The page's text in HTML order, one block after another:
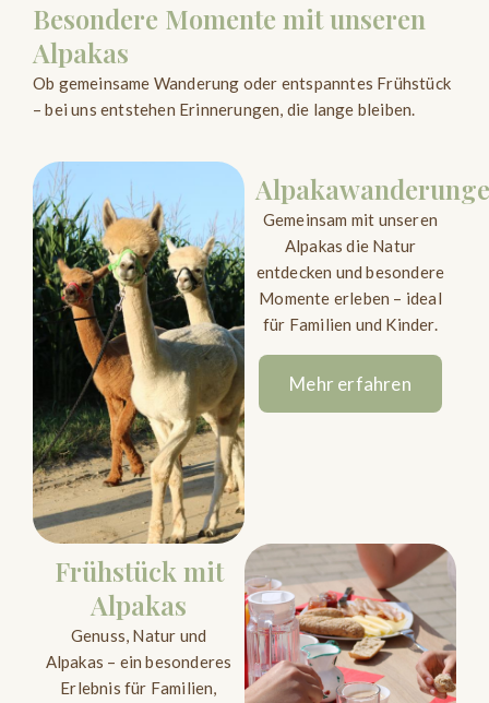
Besondere Momente mit unseren
Alpakas
Ob gemeinsame Wanderung oder entspanntes Frühstück
– bei uns entstehen Erinnerungen, die lange bleiben.
Gemeinsam mit unseren
Alpakas die Natur
entdecken und besondere
Momente erleben – ideal
für Familien und Kinder.
Mehr erfahren
Frühstück mit
Alpakas
Genuss, Natur und
Alpakas – ein besonderes
Erlebnis für Familien,